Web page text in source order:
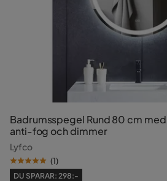
Badrumsspegel Rund 80 cm
anti-fog och dimmer
Lyfco
(1)
DU SPARAR: 298:-